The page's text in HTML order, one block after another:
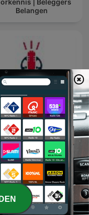
Belangen
Tweewieler Podcast